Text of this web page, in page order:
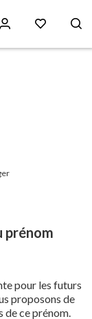
prénom
pour les futurs
proposons de
de ce prénom.